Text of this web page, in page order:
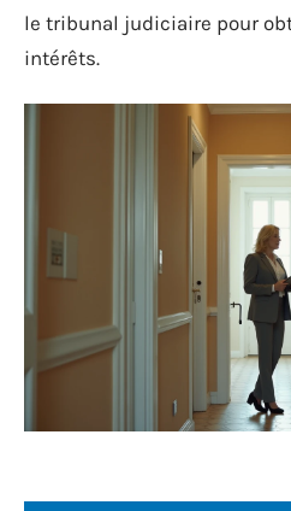
le tribunal judiciaire pour
intérêts.